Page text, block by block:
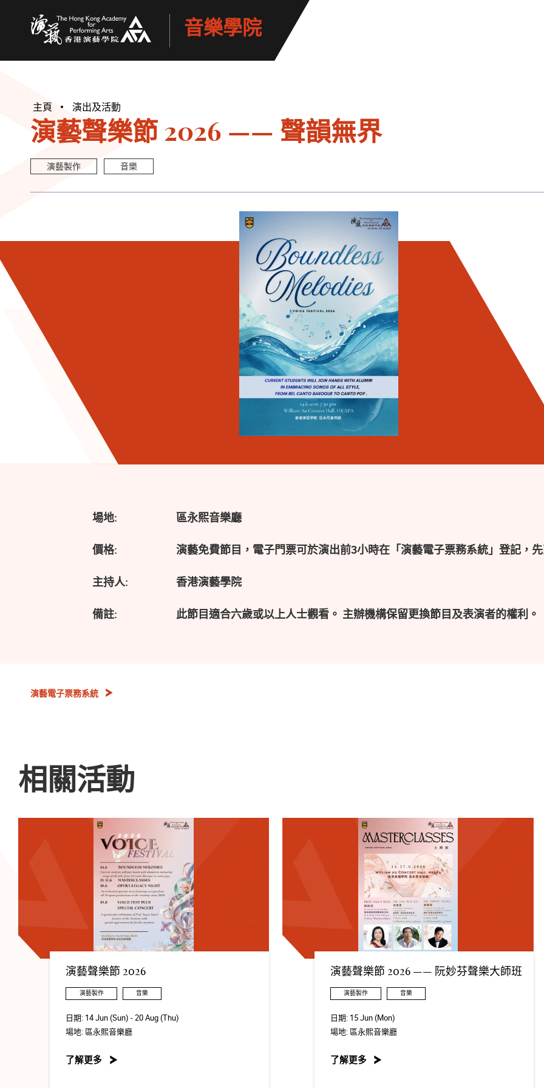
音樂學院
主頁 演出及活動
演藝聲樂節 2026 —— 聲韻無界
演藝製作 音樂
場地: 區永熙音樂廳
價格: 演藝免費節目，電子門票可於演出前3小時在「演藝電子票務系統」登記，
主持人: 香港演藝學院
備註: 此節目適合六歲或以上人士觀看。 主辦機構保留更換節目及表演者的權利。
演藝電子票務系統
相關活動
演藝聲樂節 2026
演藝製作 音樂
日期: 14 Jun (Sun) - 20 Aug (Thu)
場地:區永熙音樂廳
了解更多
演藝聲樂節 2026 —— 阮妙芬聲樂大師班
演藝製作 音樂
日期: 15 Jun (Mon)
場地:區永熙音樂廳
了解更多